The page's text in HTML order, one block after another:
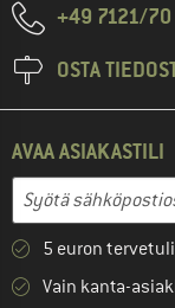
+49 7121/70
OSTA
AVAA ASIAKASTILI
Sähköpostiosoite
Anna
5 euron
Vain kanta-